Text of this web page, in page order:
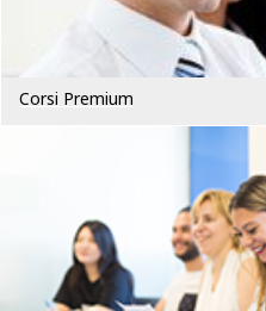
Corsi Premium